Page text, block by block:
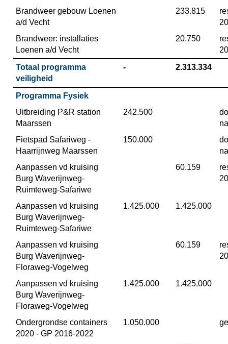
Brandweer gebouw Loenen
a/d Vecht
233.815
Brandweer: installaties
Loenen a/d Vecht
20.750
Totaal programma
veiligheid
- 2.313.334
Programma Fysiek
Uitbreiding P&R station
Maarssen
242.500
Fietspad Safariweg -
Haarrijnweg Maarssen
150.000
Aanpassen vd kruising
Burg Waverijnweg-
Ruimteweg-Safariwe
60.159
Aanpassen vd kruising
Burg Waverijnweg-
Ruimteweg-Safariwe
1.425.000 1.425.000
Aanpassen vd kruising
Burg Waverijnweg-
Floraweg-Vogelweg
60.159
Aanpassen vd kruising
Burg Waverijnweg-
Floraweg-Vogelweg
1.425.000 1.425.000
Ondergrondse containers
2020 - GP 2016-2022
1.050.000